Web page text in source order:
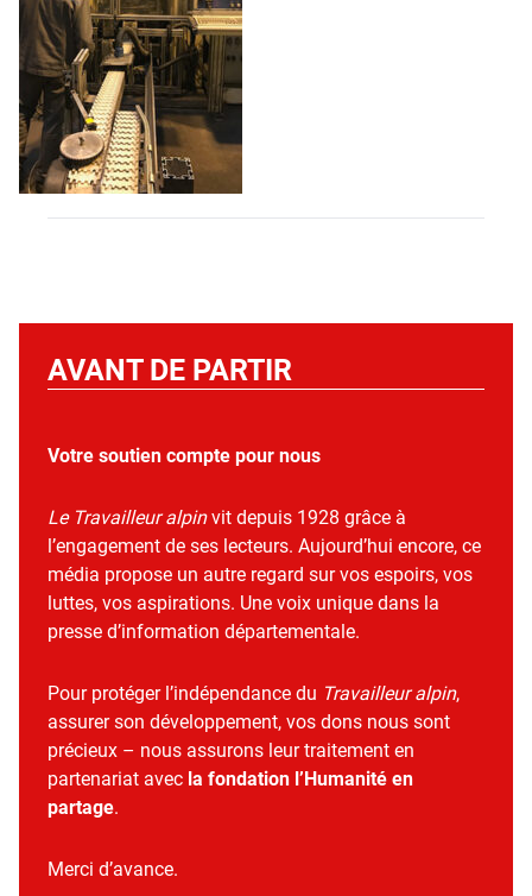
AVANT DE PARTIR
Votre soutien compte pour nous
Le Travailleur alpinvit depuis 1928 grâce à
l’engagement de ses lecteurs. Aujourd’hui encore, ce
média propose un autre regard sur vos espoirs, vos
luttes, vos aspirations. Une voix unique dans la
presse d’information départementale.
Pour protéger l’indépendance du Travailleur alpin,
assurer son développement, vos dons nous sont
précieux – nous assurons leur traitement en
partenariat avec la fondation l’Humanité en
partage.
Merci d’avance.